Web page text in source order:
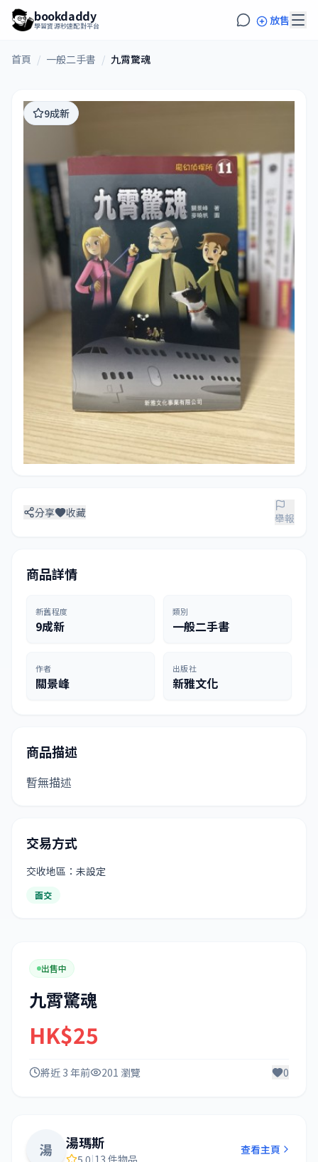
bookdaddy
學習資源秒速配對平台 放售
首頁 / 一般二手書 / 九霄驚魂
9成新
分享 收藏 舉報
商品詳情
新舊程度
9成新
類別
一般二手書
作者
關景峰
出版社
新雅文化
商品描述
暫無描述
交易方式
交收地區：未設定
面交
出售中
九霄驚魂
HK$25
將近 3 年前 201 瀏覽 0
湯 湯瑪斯
5.0|13 件物品
查看主頁